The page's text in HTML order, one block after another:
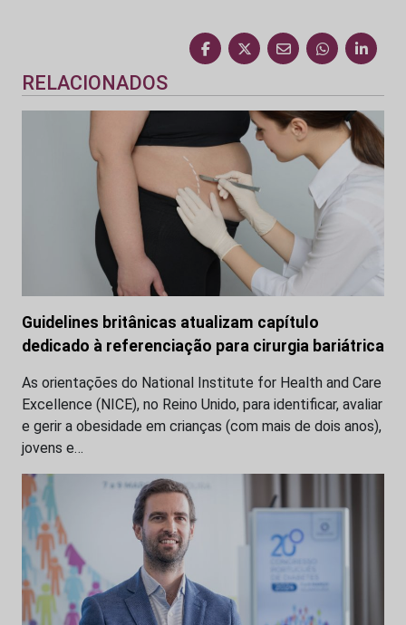
RELACIONADOS
Guidelines britânicas atualizam capítulo
dedicado à referenciação para cirurgia bariátrica
As orientações do National Institute for Health and Care
Excellence (NICE), no Reino Unido, para identificar, avaliar
e gerir a obesidade em crianças (com mais de dois anos),
jovens e…